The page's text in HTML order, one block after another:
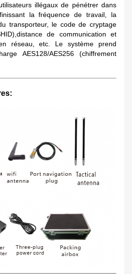
illégaux de pénétrer dans
la fréquence de travail, la
transporteur, le code de cryptage
de communication et
réseau, etc. Le système prend
AES128/AES256 (chiffrement